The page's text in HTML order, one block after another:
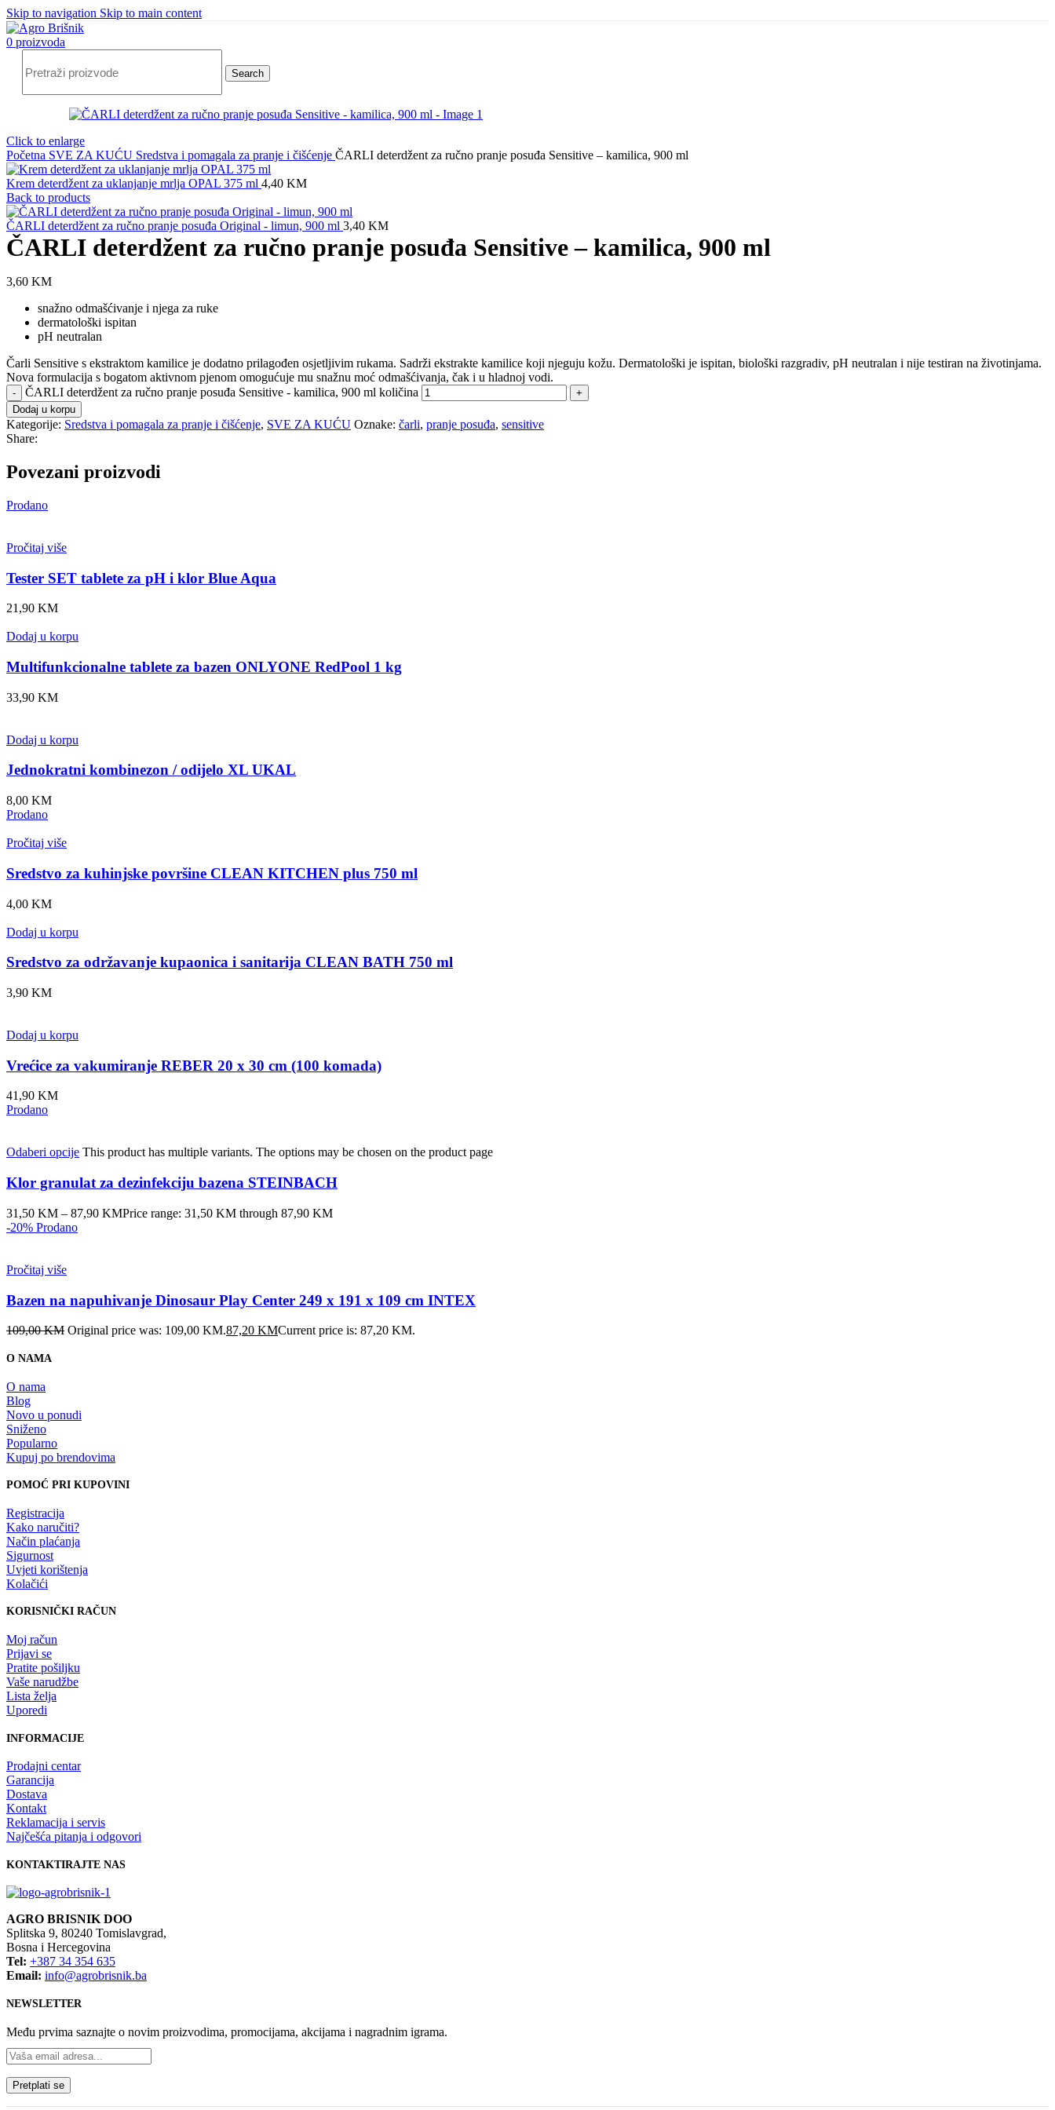
Skip to navigation Skip to main content
0 proizvoda
Search
Click to enlarge
Početna SVE ZA KUĆU Sredstva i pomagala za pranje i čišćenje ČARLI deterdžent za ručno pranje posuđa Sensitive – kamilica, 900 ml
Krem deterdžent za uklanjanje mrlja OPAL 375 ml 4,40 KM
Back to products
ČARLI deterdžent za ručno pranje posuđa Original - limun, 900 ml 3,40 KM
ČARLI deterdžent za ručno pranje posuđa Sensitive – kamilica, 900 ml
3,60 KM
snažno odmašćivanje i njega za ruke
dermatološki ispitan
pH neutralan
Čarli Sensitive s ekstraktom kamilice je dodatno prilagođen osjetljivim rukama. Sadrži ekstrakte kamilice koji njeguju kožu. Dermatološki je ispitan, biološki razgradiv, pH neutralan i nije testiran na životinjama.
Nova formulacija s bogatom aktivnom pjenom omogućuje mu snažnu moć odmašćivanja, čak i u hladnoj vodi.
ČARLI deterdžent za ručno pranje posuđa Sensitive - kamilica, 900 ml količina
Dodaj u korpu
Kategorije: Sredstva i pomagala za pranje i čišćenje, SVE ZA KUĆU Oznake: čarli, pranje posuđa, sensitive
Share:
Povezani proizvodi
Prodano
Pročitaj više
Tester SET tablete za pH i klor Blue Aqua
21,90 KM
Dodaj u korpu
Multifunkcionalne tablete za bazen ONLYONE RedPool 1 kg
33,90 KM
Dodaj u korpu
Jednokratni kombinezon / odijelo XL UKAL
8,00 KM
Prodano
Pročitaj više
Sredstvo za kuhinjske površine CLEAN KITCHEN plus 750 ml
4,00 KM
Dodaj u korpu
Sredstvo za održavanje kupaonica i sanitarija CLEAN BATH 750 ml
3,90 KM
Dodaj u korpu
Vrećice za vakumiranje REBER 20 x 30 cm (100 komada)
41,90 KM
Prodano
Odaberi opcije This product has multiple variants. The options may be chosen on the product page
Klor granulat za dezinfekciju bazena STEINBACH
31,50 KM – 87,90 KMPrice range: 31,50 KM through 87,90 KM
-20% Prodano
Pročitaj više
Bazen na napuhivanje Dinosaur Play Center 249 x 191 x 109 cm INTEX
109,00KM Original price was: 109,00 KM.87,20 KMCurrent price is: 87,20 KM.
O NAMA
O nama
Blog
Novo u ponudi
Sniženo
Popularno
Kupuj po brendovima
POMOĆ PRI KUPOVINI
Registracija
Kako naručiti?
Način plaćanja
Sigurnost
Uvjeti korištenja
Kolačići
KORISNIČKI RAČUN
Moj račun
Prijavi se
Pratite pošiljku
Vaše narudžbe
Lista želja
Uporedi
INFORMACIJE
Prodajni centar
Garancija
Dostava
Kontakt
Reklamacija i servis
Najčešća pitanja i odgovori
KONTAKTIRAJTE NAS
AGRO BRISNIK DOO
Splitska 9, 80240 Tomislavgrad,
Bosna i Hercegovina
Tel: +387 34 354 635
Email: info@agrobrisnik.ba
NEWSLETTER
Među prvima saznajte o novim proizvodima, promocijama, akcijama i nagradnim igrama.